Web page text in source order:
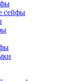
сейфы